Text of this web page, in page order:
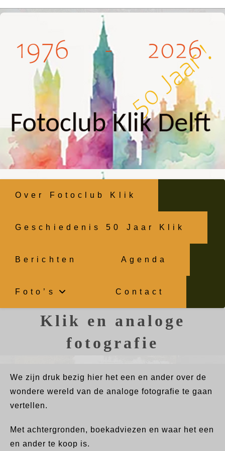
Over Fotoclub Klik
Geschiedenis 50 Jaar Klik
Berichten Agenda
Foto’s Contact
Klik en analoge
fotografie
We zijn druk bezig hier het een en ander over de
wondere wereld van de analoge fotografie te gaan
vertellen.
Met achtergronden, boekadviezen en waar het een
en ander te koop is.